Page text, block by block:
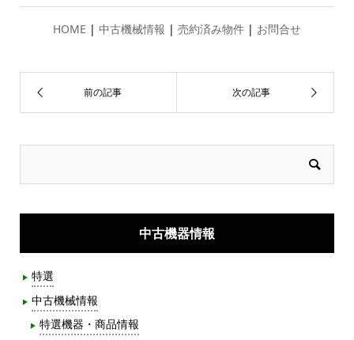
HOME | 中古機械情報 | 売約済み物件 | お問合せ
中古機器情報
特選
中古機械情報
特選機器・商品情報